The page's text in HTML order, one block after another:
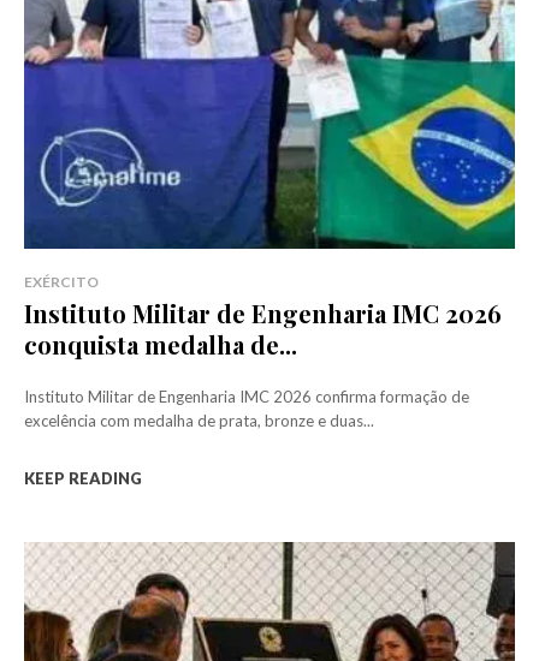
EXÉRCITO
Instituto Militar de Engenharia IMC 2026
conquista medalha de...
Instituto Militar de Engenharia IMC 2026 confirma formação de
excelência com medalha de prata, bronze e duas...
KEEP READING